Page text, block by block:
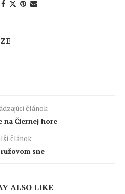
článok
na Čiernej hore
článok
sne
ALSO LIKE